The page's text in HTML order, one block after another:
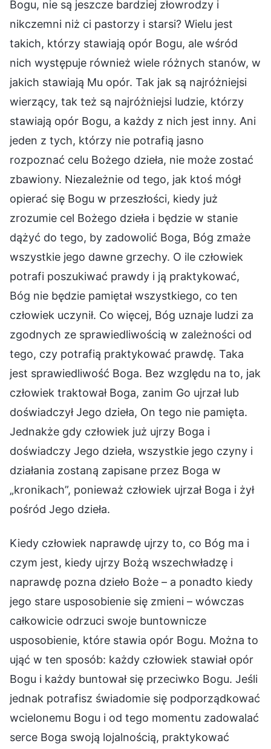
Bogu, nie są jeszcze bardziej złowrodzy i
nikczemni niż ci pastorzy i starsi? Wielu jest
takich, którzy stawiają opór Bogu, ale wśród
nich występuje również wiele różnych stanów, w
jakich stawiają Mu opór. Tak jak są najróżniejsi
wierzący, tak też są najróżniejsi ludzie, którzy
stawiają opór Bogu, a każdy z nich jest inny. Ani
jeden z tych, którzy nie potrafią jasno
rozpoznać celu Bożego dzieła, nie może zostać
zbawiony. Niezależnie od tego, jak ktoś mógł
opierać się Bogu w przeszłości, kiedy już
zrozumie cel Bożego dzieła i będzie w stanie
dążyć do tego, by zadowolić Boga, Bóg zmaże
wszystkie jego dawne grzechy. O ile człowiek
potrafi poszukiwać prawdy i ją praktykować,
Bóg nie będzie pamiętał wszystkiego, co ten
człowiek uczynił. Co więcej, Bóg uznaje ludzi za
zgodnych ze sprawiedliwością w zależności od
tego, czy potrafią praktykować prawdę. Taka
jest sprawiedliwość Boga. Bez względu na to, jak
człowiek traktował Boga, zanim Go ujrzał lub
doświadczył Jego dzieła, On tego nie pamięta.
Jednakże gdy człowiek już ujrzy Boga i
doświadczy Jego dzieła, wszystkie jego czyny i
działania zostaną zapisane przez Boga w
„kronikach”, ponieważ człowiek ujrzał Boga i żył
pośród Jego dzieła.
Kiedy człowiek naprawdę ujrzy to, co Bóg ma i
czym jest, kiedy ujrzy Bożą wszechwładzę i
naprawdę pozna dzieło Boże – a ponadto kiedy
jego stare usposobienie się zmieni – wówczas
całkowicie odrzuci swoje buntownicze
usposobienie, które stawia opór Bogu. Można to
ująć w ten sposób: każdy człowiek stawiał opór
Bogu i każdy buntował się przeciwko Bogu. Jeśli
jednak potrafisz świadomie się podporządkować
wcielonemu Bogu i od tego momentu zadowalać
serce Boga swoją lojalnością, praktykować